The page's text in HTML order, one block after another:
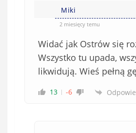
Miki
2 miesięcy temu
Widać jak Ostrów się
Wszystko tu upada,
likwidują. Wieś pełną
13 -6